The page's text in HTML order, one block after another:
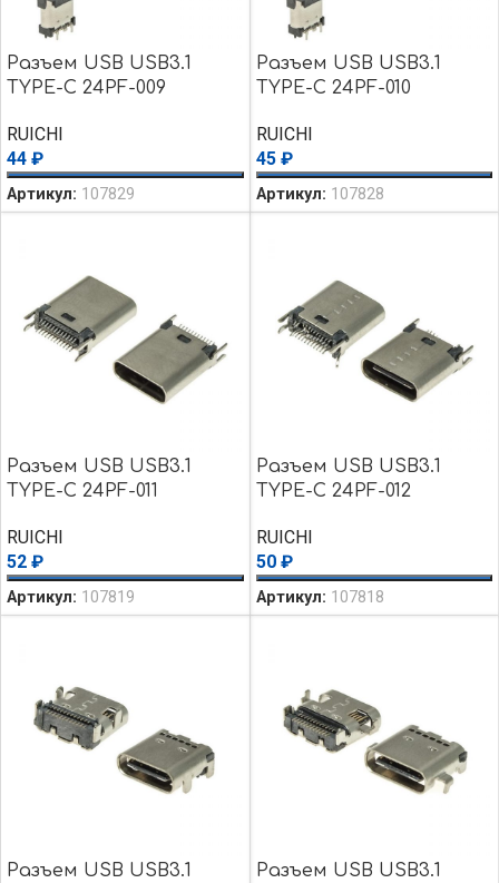
Разъем USB USB3.1
TYPE-C 24PF-009
RUICHI
44 ₽
Артикул: 107829
Разъем USB USB3.1
TYPE-C 24PF-010
RUICHI
45 ₽
Артикул: 107828
Разъем USB USB3.1
TYPE-C 24PF-011
RUICHI
52 ₽
Артикул: 107819
Разъем USB USB3.1
TYPE-C 24PF-012
RUICHI
50 ₽
Артикул: 107818
Разъем USB USB3.1
Разъем USB USB3.1